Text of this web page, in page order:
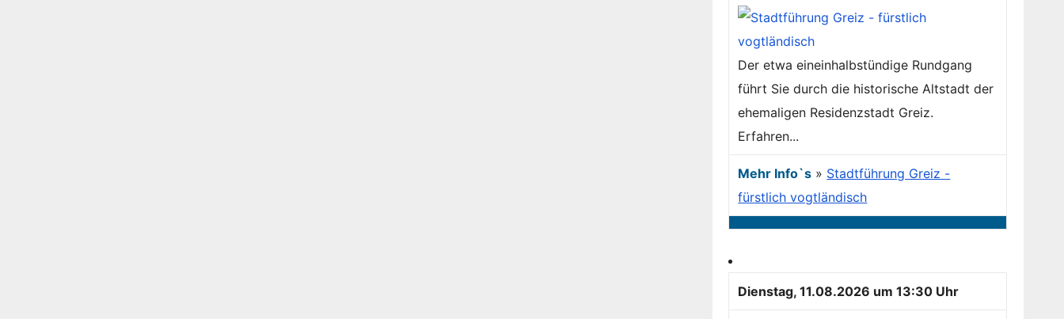
Der etwa eineinhalbstündige Rundgang
führt Sie durch die historische Altstadt der
ehemaligen Residenzstadt Greiz.
Erfahren...
Mehr Info`s » Stadtführung Greiz -
fürstlich vogtländisch
Dienstag, 11.08.2026 um 13:30 Uhr